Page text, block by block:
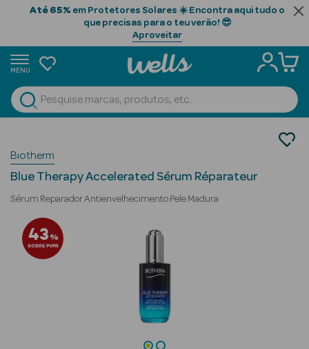
Até 65% em Protetores Solares ☀️ Encontra aqui tudo o
que precisas para o teu verão! 😎
Aproveitar
MENU
Ver Tudo
Beauty Season
Cabelo
Profissional
Beauty Season
Cosmética
Seleção de Beleza
Seleção de Skincare
Biotherm
Blue Therapy Accelerated Sérum Réparateur
Sérum Reparador Antienvelhecimento Pele Madura
43%
SOBRE PVPR